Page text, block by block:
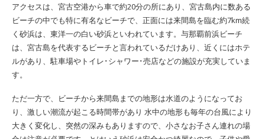
アクセスは、宮古空港から車で約20分の所にあり、宮古島内に数ある
ビーチの中でも特に有名なビーチで、正面には来間島を臨む約7km続
く砂浜は、東洋一の白い砂浜といわれています。与那覇前浜ビーチ
は、宮古島を代表するビーチと言われているだけあり、近くにはホテ
ルがあり、駐車場やトイレ･シャワー･売店などの施設が充実していま
す。
ただ一方で、ビーチから来間島までの地形は水道のようになってお
り、激しい潮流が起こる時間帯があり 水中の地形も毎年の台風により
大きく変化し、突然の深みもありますので、小さなお子さん連れの場